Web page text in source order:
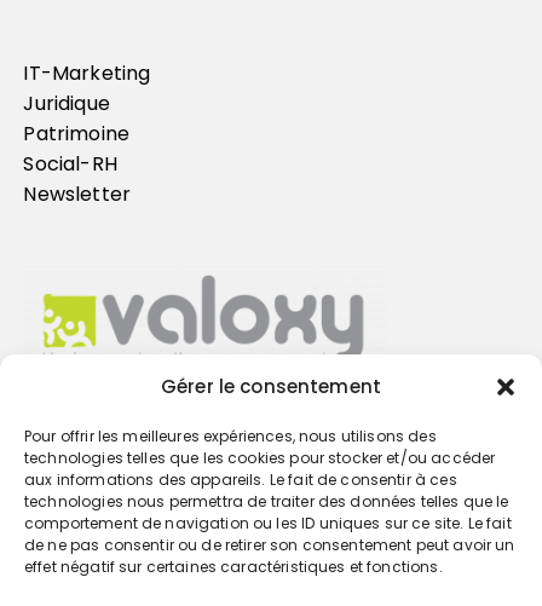
Gérer le consentement
Pour offrir les meilleures expériences, nous utilisons des
technologies telles que les cookies pour stocker et/ou accéder
aux informations des appareils. Le fait de consentir à ces
technologies nous permettra de traiter des données telles que le
comportement de navigation ou les ID uniques sur ce site. Le fait
de ne pas consentir ou de retirer son consentement peut avoir un
effet négatif sur certaines caractéristiques et fonctions.
IT-Marketing
Juridique
Patrimoine
Social-RH
Newsletter
Trouvez votre cabinet
GO